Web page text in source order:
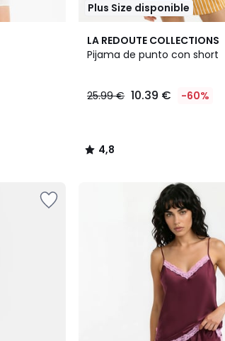
Plus Size disponible
LA REDOUTE COLLECTIONS
Pijama de punto con short
25.99 € 10.39 € -60%
4,8
/ 5
4,8
/